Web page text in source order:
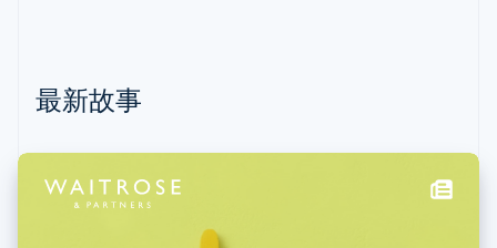
最新故事
English
立陶宛
列支敦士登
卢森堡